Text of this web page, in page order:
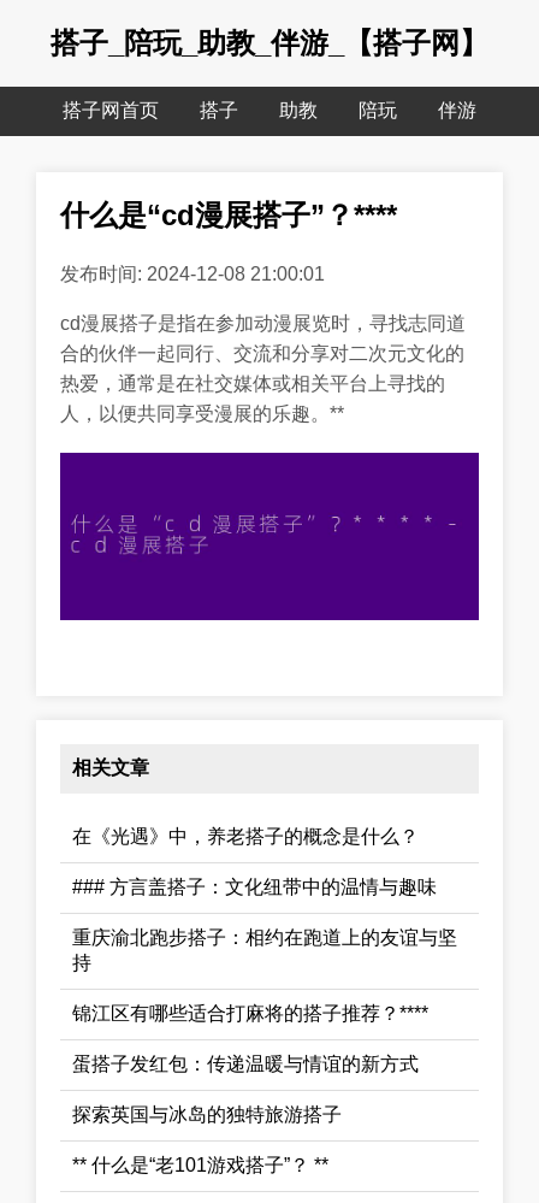
搭子_陪玩_助教_伴游_【搭子网】
搭子网首页 搭子 助教 陪玩 伴游
什么是“cd漫展搭子”？****
发布时间: 2024-12-08 21:00:01
cd漫展搭子是指在参加动漫展览时，寻找志同道
合的伙伴一起同行、交流和分享对二次元文化的
热爱，通常是在社交媒体或相关平台上寻找的
人，以便共同享受漫展的乐趣。**
相关文章
在《光遇》中，养老搭子的概念是什么？
### 方言盖搭子：文化纽带中的温情与趣味
重庆渝北跑步搭子：相约在跑道上的友谊与坚
持
锦江区有哪些适合打麻将的搭子推荐？****
蛋搭子发红包：传递温暖与情谊的新方式
探索英国与冰岛的独特旅游搭子
** 什么是“老101游戏搭子”？ **